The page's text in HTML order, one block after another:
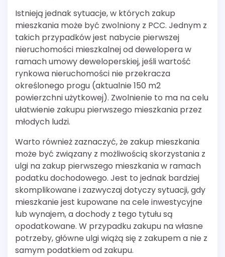
Istnieją jednak sytuacje, w których zakup
mieszkania może być zwolniony z PCC. Jednym z
takich przypadków jest nabycie pierwszej
nieruchomości mieszkalnej od dewelopera w
ramach umowy deweloperskiej, jeśli wartość
rynkowa nieruchomości nie przekracza
określonego progu (aktualnie 150 m2
powierzchni użytkowej). Zwolnienie to ma na celu
ułatwienie zakupu pierwszego mieszkania przez
młodych ludzi.
Warto również zaznaczyć, że zakup mieszkania
może być związany z możliwością skorzystania z
ulgi na zakup pierwszego mieszkania w ramach
podatku dochodowego. Jest to jednak bardziej
skomplikowane i zazwyczaj dotyczy sytuacji, gdy
mieszkanie jest kupowane na cele inwestycyjne
lub wynajem, a dochody z tego tytułu są
opodatkowane. W przypadku zakupu na własne
potrzeby, główne ulgi wiążą się z zakupem a nie z
samym podatkiem od zakupu.